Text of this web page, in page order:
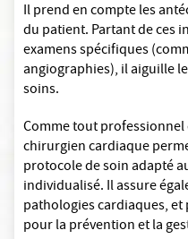
Il prend en compte les
du patient. Partant de ces
examens spécifiques
angiographies), il aiguille
soins.
Comme tout professionnel
chirurgien cardiaque
protocole de soin adapté
individualisé. Il assure
pathologies cardiaques,
pour la prévention et la